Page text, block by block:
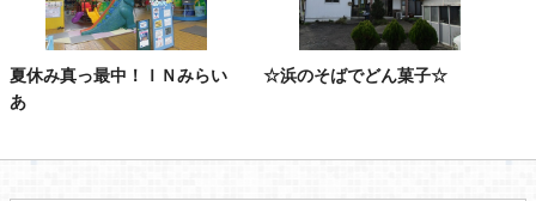
夏休み真っ最中！ＩＮみらい
あ
☆浜のそばでどん菓子☆